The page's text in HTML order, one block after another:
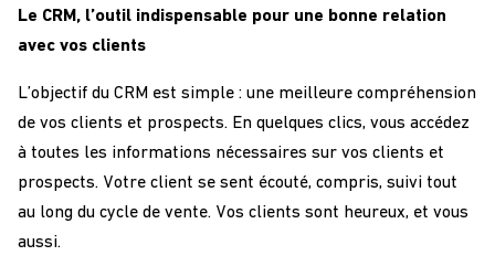
Le CRM, l’outil indispensable pour une bonne relation
avec vos clients
L’objectif du CRM est simple : une meilleure compréhension
de vos clients et prospects. En quelques clics, vous accédez
à toutes les informations nécessaires sur vos clients et
prospects. Votre client se sent écouté, compris, suivi tout
au long du cycle de vente. Vos clients sont heureux, et vous
aussi.